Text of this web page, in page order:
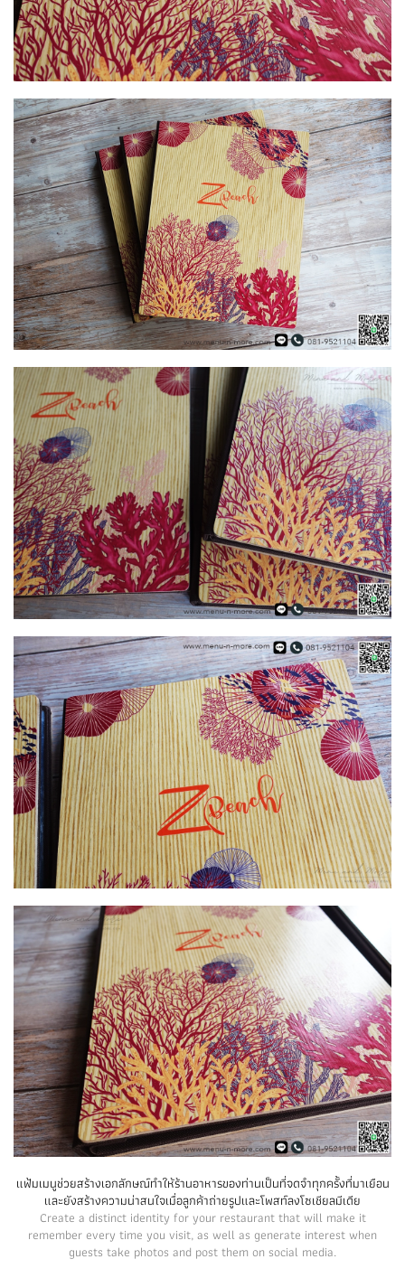
แฟ้มเมนูช่วยสร้างเอกลักษณ์ทำให้ร้านอาหารของท่านเป็นที่จดจำทุกครั้งที่มาเยือน
และยังสร้างความน่าสนใจเมื่อลูกค้าถ่ายรูปและโพสท์ลงโซเชียลมีเดีย
Create a distinct identity for your restaurant that will make it
remember every time you visit, as well as generate interest when
guests take photos and post them on social media.